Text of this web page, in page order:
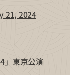
21, 2024
」東京公演